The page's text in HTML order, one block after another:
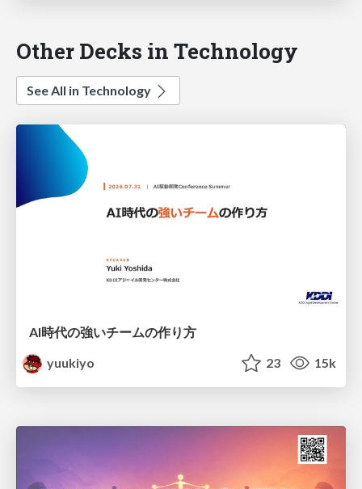
Other Decks in Technology
See All in Technology
AI時代の強いチームの作り方
yuukiyo
23 15k